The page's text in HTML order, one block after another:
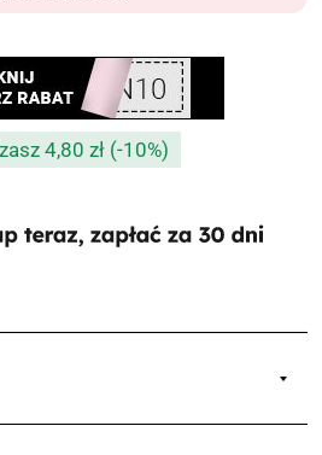
4,80 zł (-10%)